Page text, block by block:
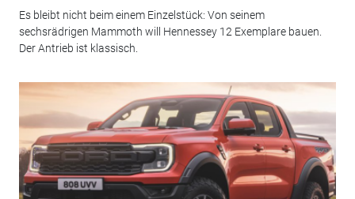
Es bleibt nicht beim einem Einzelstück: Von seinem
sechsrädrigen Mammoth will Hennessey 12 Exemplare bauen.
Der Antrieb ist klassisch.